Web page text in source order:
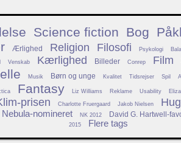
Science fiction Bog
Ærlighed Religion Filosofi Psykologi
Venskab Kærlighed Billeder Conrep Film
Musik Børn og unge Kvalitet Tidsrejser Spil
Fantasy Liz Williams Reklame Usability
prisen Charlotte Fruergaard Jakob Nielsen
Nebula-nomineret NK 2012 David G. Hartwell-
2015
Flere tags